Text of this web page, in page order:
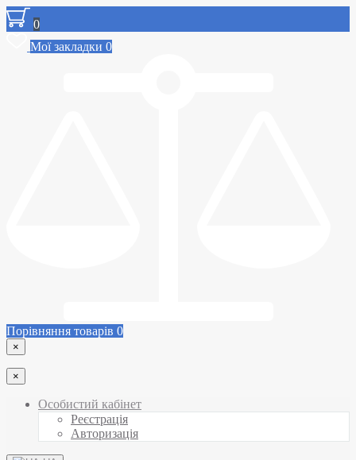
0
Мої закладки 0
Порівняння товарів 0
×
×
Особистий кабінет
Реєстрація
Авторизація